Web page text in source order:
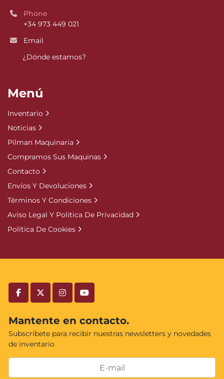
facebooktwitterinstagramyoutube
Mantente en contacto.
Subscríbete para recibir nuestras newsletters y novedades
de inventario
Phone
+34 973 449 021
Email
¿Dónde estamos?
Menú
Inventario
Noticias
Pilman Maquinaria
Compramos Sus Maquinas
Contacto
Envíos Y Devoluciones
Términos Y Condiciones
Aviso Legal Y Política De Privacidad
Política De Cookies